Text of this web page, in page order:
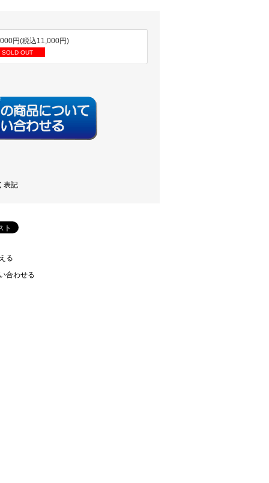
円(税込11,000円)
SOLD OUT
表記
る
合わせる